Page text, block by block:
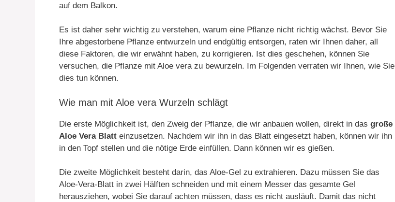
auf dem Balkon.
Es ist daher sehr wichtig zu verstehen, warum eine Pflanze nicht richtig wächst. Bevor Sie
Ihre abgestorbene Pflanze entwurzeln und endgültig entsorgen, raten wir Ihnen daher, all
diese Faktoren, die wir erwähnt haben, zu korrigieren. Ist dies geschehen, können Sie
versuchen, die Pflanze mit Aloe vera zu bewurzeln. Im Folgenden verraten wir Ihnen, wie Sie
dies tun können.
Wie man mit Aloe vera Wurzeln schlägt
Die erste Möglichkeit ist, den Zweig der Pflanze, die wir anbauen wollen, direkt in das große
Aloe Vera Blatt einzusetzen. Nachdem wir ihn in das Blatt eingesetzt haben, können wir ihn
in den Topf stellen und die nötige Erde einfüllen. Dann können wir es gießen.
Die zweite Möglichkeit besteht darin, das Aloe-Gel zu extrahieren. Dazu müssen Sie das
Aloe-Vera-Blatt in zwei Hälften schneiden und mit einem Messer das gesamte Gel
herausziehen, wobei Sie darauf achten müssen, dass es nicht ausläuft. Damit das nicht